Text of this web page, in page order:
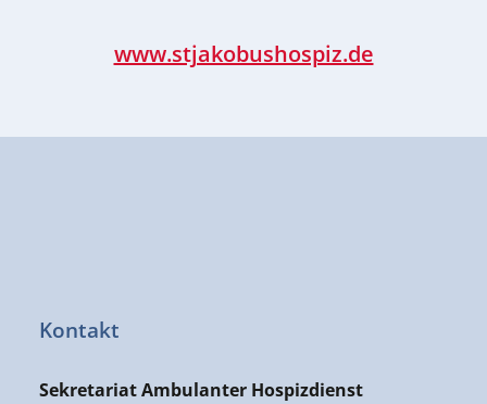
www.stjakobushospiz.de
Kontakt
Sekretariat Ambulanter Hospizdienst